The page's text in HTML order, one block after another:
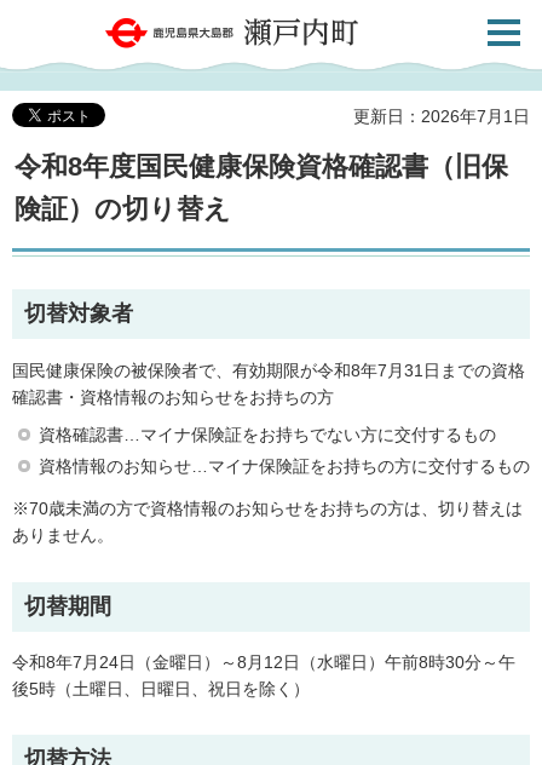
鹿児島県大島郡 瀬戸内町
共通メ
更新日：2026年7月1日
令和8年度国民健康保険資格確認書（旧保
険証）の切り替え
切替対象者
国民健康保険の被保険者で、有効期限が令和8年7月31日までの資格
確認書・資格情報のお知らせをお持ちの方
資格確認書…マイナ保険証をお持ちでない方に交付するもの
資格情報のお知らせ…マイナ保険証をお持ちの方に交付するもの
※70歳未満の方で資格情報のお知らせをお持ちの方は、切り替えは
ありません。
切替期間
令和8年7月24日（金曜日）～8月12日（水曜日）午前8時30分～午
後5時（土曜日、日曜日、祝日を除く）
切替方法